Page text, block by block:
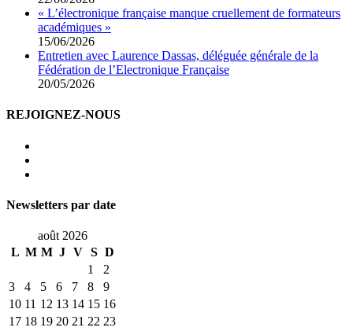
« L’électronique française manque cruellement de formateurs
académiques »
15/06/2026
Entretien avec Laurence Dassas, déléguée générale de la
Fédération de l’Electronique Française
20/05/2026
REJOIGNEZ-NOUS
Newsletters par date
août 2026
L M M J V S D
1
2
3
4 5 6 7 8
9
10 11 12 13 14 15 16
17 18 19 20 21 22 23